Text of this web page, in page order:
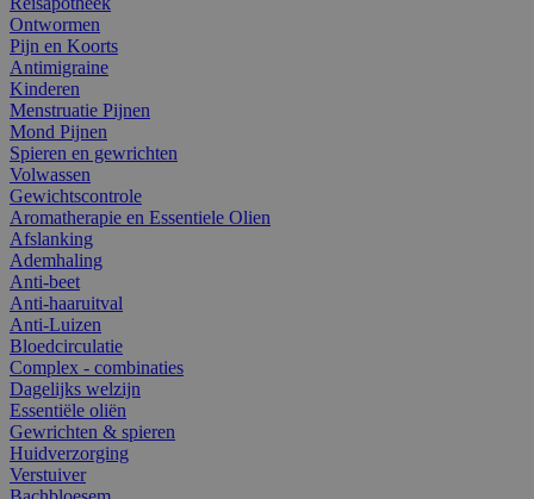
Ontwormen
Pijn en Koorts
Antimigraine
Kinderen
Menstruatie Pijnen
Mond Pijnen
Spieren en gewrichten
Volwassen
Gewichtscontrole
Aromatherapie en Essentiele Olien
Afslanking
Ademhaling
Anti-beet
Anti-haaruitval
Anti-Luizen
Bloedcirculatie
Complex - combinaties
Dagelijks welzijn
Essentiële oliën
Gewrichten & spieren
Huidverzorging
Verstuiver